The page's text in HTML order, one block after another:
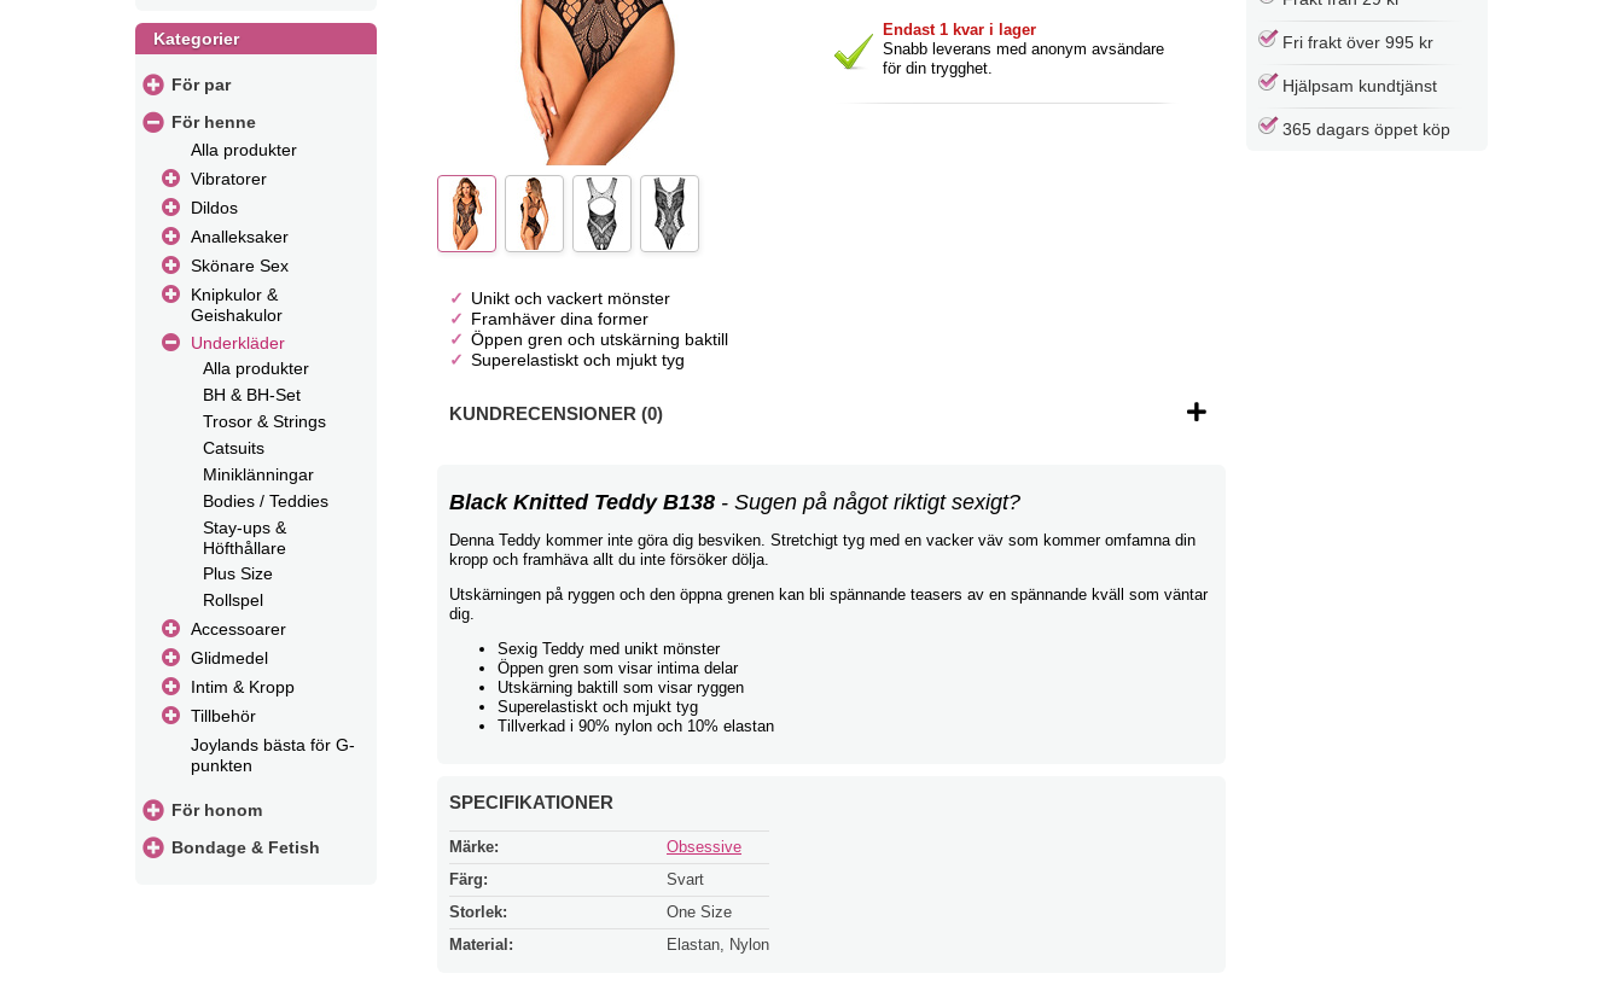
Kategorier
För par
För henne
Alla produkter
Vibratorer
Dildos
Analleksaker
Skönare Sex
Knipkulor &
Geishakulor
Underkläder
Alla produkter
BH & BH-Set
Trosor & Strings
Catsuits
Miniklänningar
Bodies / Teddies
Stay-ups &
Höfthållare
Plus Size
Rollspel
Accessoarer
Glidmedel
Intim & Kropp
Tillbehör
Joylands bästa för G-
punkten
För honom
Bondage & Fetish
Endast 1 kvar i lager
Snabb leverans med anonym avsändare
för din trygghet.
Unikt och vackert mönster
Framhäver dina former
Öppen gren och utskärning baktill
Superelastiskt och mjukt tyg
KUNDRECENSIONER (0)
Black Knitted Teddy B138 - Sugen på något riktigt sexigt?
Denna Teddy kommer inte göra dig besviken. Stretchigt tyg med en vacker väv som kommer omfamna din
kropp och framhäva allt du inte försöker dölja.
Utskärningen på ryggen och den öppna grenen kan bli spännande teasers av en spännande kväll som väntar
dig.
Sexig Teddy med unikt mönster
Öppen gren som visar intima delar
Utskärning baktill som visar ryggen
Superelastiskt och mjukt tyg
Tillverkad i 90% nylon och 10% elastan
SPECIFIKATIONER
Märke:
Obsessive
Färg:
Svart
Storlek:
One Size
Material:
Elastan, Nylon
Fri frakt över 995 kr
Hjälpsam kundtjänst
365 dagars öppet köp